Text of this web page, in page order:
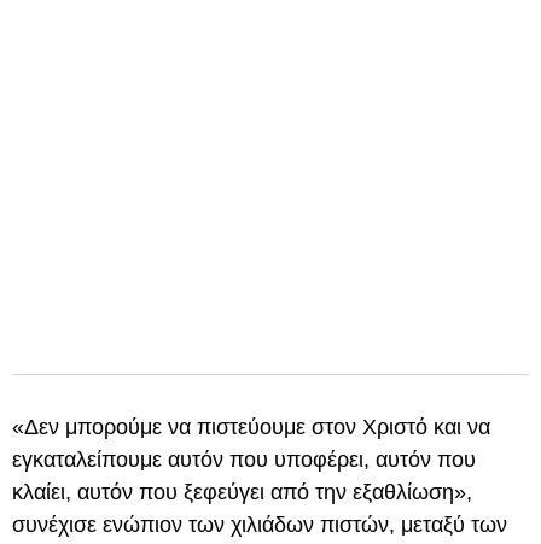
«Δεν μπορούμε να πιστεύουμε στον Χριστό και να
εγκαταλείπουμε αυτόν που υποφέρει, αυτόν που
κλαίει, αυτόν που ξεφεύγει από την εξαθλίωση»,
συνέχισε ενώπιον των χιλιάδων πιστών, μεταξύ των